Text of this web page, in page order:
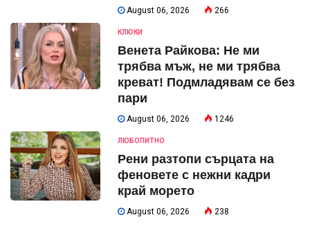
August 06, 2026 266
КЛЮКИ
Венета Райкова: Не ми
трябва мъж, не ми трябва
креват! Подмладявам се без
пари
August 06, 2026 1246
ЛЮБОПИТНО
Рени разтопи сърцата на
феновете с нежни кадри
край морето
August 06, 2026 238